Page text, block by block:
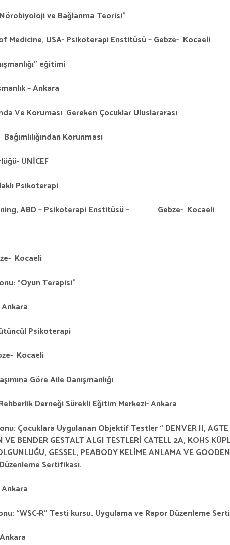
ve Bağlanma Teorisi”
Medicine, USA- Psikoterapi Enstitüsü – Gebze- Kocaeli
eğitimi
– Ankara
Ve Koruması Gereken Çocuklar Uluslararası
Korunması
UNİCEF
Psikoterapi
ABD – Psikoterapi Enstitüsü – Gebze- Kocaeli
Kocaeli
Terapisi”
Psikoterapi
Kocaeli
Göre Aile Danışmanlığı
Derneği Sürekli Eğitim Merkezi- Ankara
Uygulanan Objektif Testler “ DENVER II, AGTE
BENDER GESTALT ALGI TESTLERİ CATELL 2A, KOHS
GESSEL, PEABODY KELİME ANLAMA VE
Sertifikası.
R” Testi kursu. Uygulama ve Rapor Düzenleme